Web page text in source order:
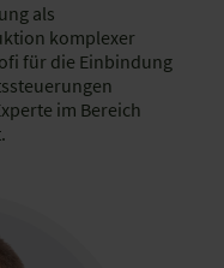
als
komplexer
für die Einbindung
im Bereich